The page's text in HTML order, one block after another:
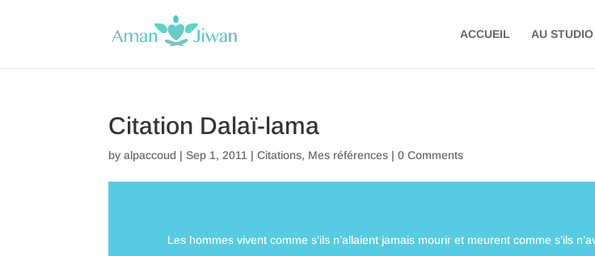
ACCUEIL AU STUDIO
Citation Dalaï-lama
byalpaccoud | Sep 1, 2011 |Citations, Mes références |0 Comments
Les hommes vivent comme s’ils n’allaient jamais mourir et meurent comme s’ils